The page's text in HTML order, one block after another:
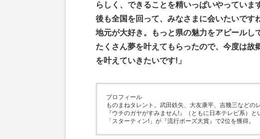
らしく、できることを精いっぱいやっていま
後も全国を回って、みなさまに会いたいで
地元が大好き。もっと県の魅力をアピールし
たくさん夢を叶えてもらったので、今度は
を叶えていきたいです!」
プロフィール
ものまねタレント。武田鉄矢、大友康平、吉幾三など
『ウチのガヤがすみません!』（ともに日本テレビ系）
「スターティン!」が『流行ポーズ大賞』で2位を獲得。